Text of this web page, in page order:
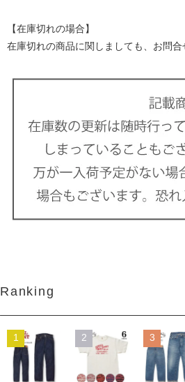
【在庫切れの場合】
在庫切れの商品に関しましても、お問
Ranking
1 2 3